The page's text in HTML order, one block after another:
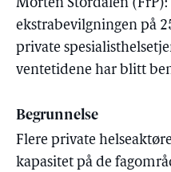
Morten Stordalen
ekstrabevilgningen på
private
ventetidene har blitt
Begrunnelse
Flere private
kapasitet på de